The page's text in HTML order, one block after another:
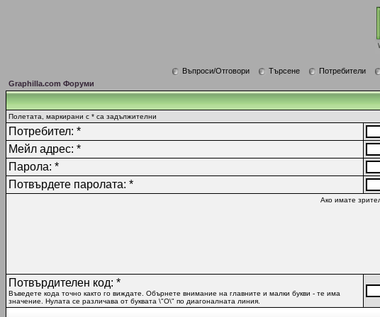
Въпроси/Отговори Търсене Потребители
Graphilla.com Форуми
Полетата, маркирани с * са задължителни
Потребител: *
Мейл адрес: *
Парола: *
Потвърдете паролата: *
Ако имате
Потвърдителен код: *
Въведете кода точно както го виждате. Обърнете внимание на главните и малки букви - те има
значение. Нулата се различава от буквата \"O\" по диагоналната линия.